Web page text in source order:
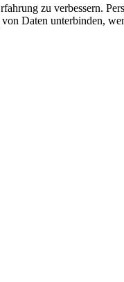
zu verbessern.
Daten unterbinden,